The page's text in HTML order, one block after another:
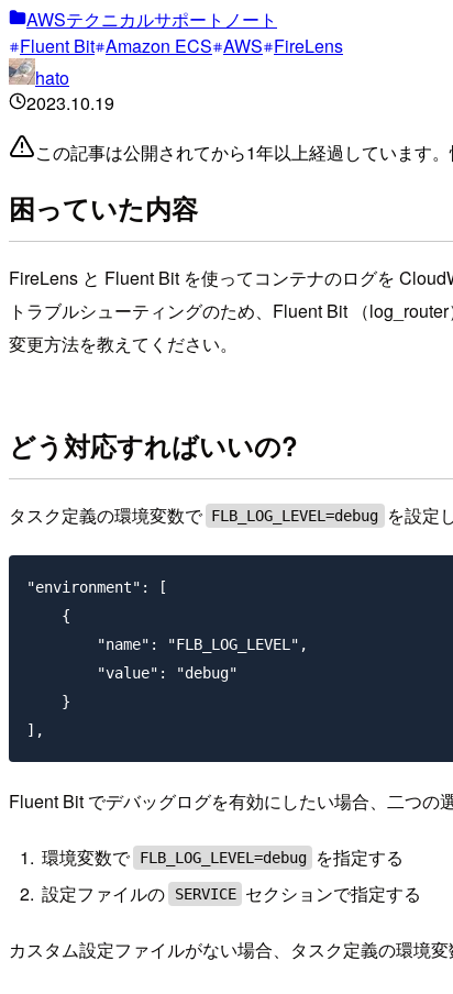
AWSテクニカルサポートノート
Fluent Bit Amazon ECS AWS FireLens
hato
2023.10.19
この記事は公開されてから1年以上経過しています
困っていた内容
FireLens と Fluent Bit を使ってコンテナのログを
トラブルシューティングのため、Fluent Bit （
変更方法を教えてください。
どう対応すればいいの?
タスク定義の環境変数で FLB_LOG_LEVEL=debug を設定
"environment": [
    {
        "name": "FLB_LOG_LEVEL",
        "value": "debug"
    }
Fluent Bit でデバッグログを有効にしたい場合、二つの
環境変数で FLB_LOG_LEVEL=debug
を指定する
設定ファイルの
SERVICE セクションで指定する
カスタム設定ファイルがない場合、タスク定義の環境